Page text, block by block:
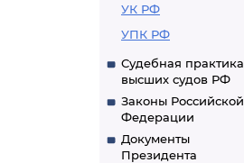
УК РФ
УПК РФ
Судебная практика
высших судов РФ
Законы Российской
Федерации
Документы
Президента